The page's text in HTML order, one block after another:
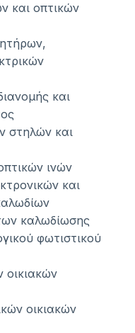
και οπτικών
και
στηλών και
ινών
και
καλωδίωσης
φωτιστικού
οικιακών
οικιακών